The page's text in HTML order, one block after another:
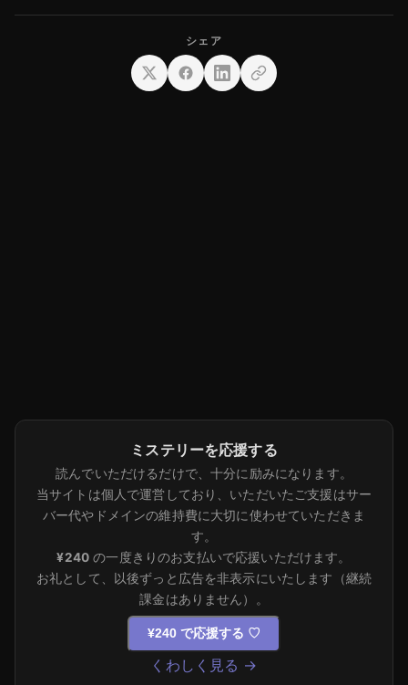
ミステリーを応援する
読んでいただけるだけで、十分に励みになります。
当サイトは個人で運営しており、いただいたご支援はサー
バー代やドメインの維持費に大切に使わせていただきま
す。
¥240 の一度きりのお支払いで応援いただけます。
お礼として、以後ずっと広告を非表示にいたします（継続
課金はありません）。
¥240 で応援する ♡
くわしく見る →